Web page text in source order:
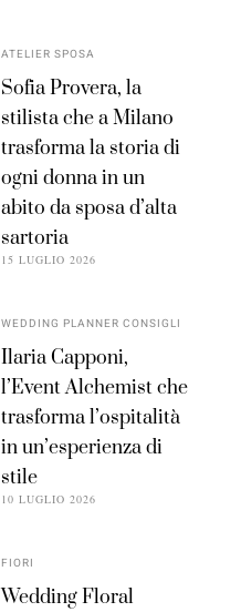
ATELIER SPOSA
Sofia Provera, la
stilista che a Milano
trasforma la storia di
ogni donna in un
abito da sposa d’alta
sartoria
15 LUGLIO 2026
WEDDING PLANNER CONSIGLI
Ilaria Capponi,
l’Event Alchemist che
trasforma l’ospitalità
in un’esperienza di
stile
10 LUGLIO 2026
FIORI
Wedding Floral